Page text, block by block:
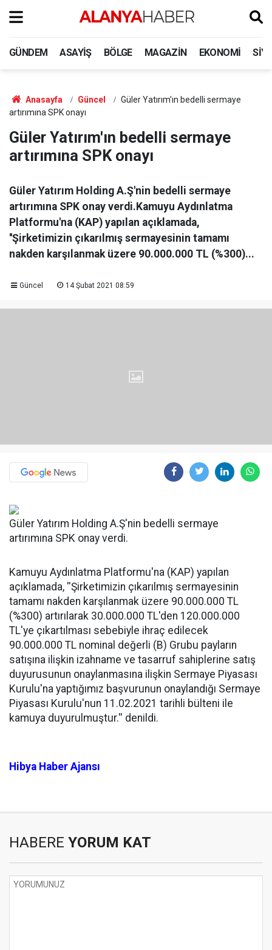
GÜNDEM ASAYIŞ BÖLGE MAGAZIN EKONOMI
Anasayfa Güncel
Güler Yatırım'ın bedelli sermaye
artırımına SPK onayı
Güler Yatırım'ın bedelli sermaye
artırımına SPK onayı
Güler Yatırım Holding A.Ş'nin bedelli sermaye
artırımına SPK onay verdi.Kamuyu Aydınlatma
Platformu'na (KAP) yapılan açıklamada,
''Şirketimizin çıkarılmış sermayesinin tamamı
nakden karşılanmak üzere 90.000.000 TL (%300)...
Güncel 14 Şubat 2021 08:59
Güler Yatırım Holding A.Ş'nin bedelli sermaye
artırımına SPK onay verdi.
Kamuyu Aydınlatma Platformu'na (KAP) yapılan
açıklamada, ''Şirketimizin çıkarılmış sermayesinin
tamamı nakden karşılanmak üzere 90.000.000 TL
(%300) artırılarak 30.000.000 TL'den 120.000.000
TL'ye çıkartılması sebebiyle ihraç edilecek
90.000.000 TL nominal değerli (B) Grubu payların
satışına ilişkin izahname ve tasarruf sahiplerine satış
duyurusunun onaylanmasına ilişkin Sermaye Piyasası
Kurulu'na yaptığımız başvurunun onaylandığı Sermaye
Piyasası Kurulu'nun 11.02.2021 tarihli bülteni ile
kamuya duyurulmuştur.'' denildi.
Hibya Haber Ajansı
HABERE YORUM KAT